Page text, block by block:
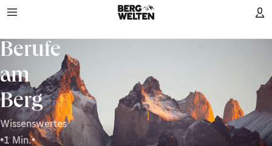
Berufe
am
Berg
Wissenswertes
•1 Min.•